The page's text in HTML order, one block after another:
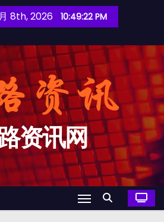
8th, 2026 10:49:22 PM
资讯网